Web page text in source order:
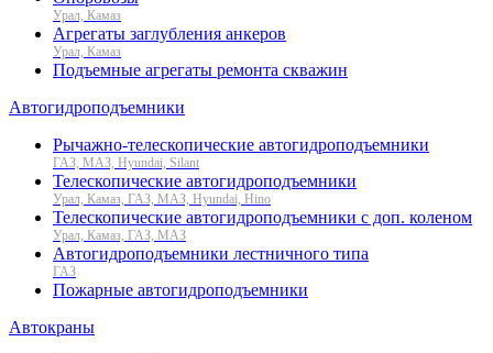
Урал, Камаз
Агрегаты заглубления анкеров
Урал, Камаз
Подъемные агрегаты ремонта скважин
Автогидроподъемники
Рычажно-телескопические автогидроподъемники
ГАЗ, МАЗ, Hyundai, Silant
Телескопические автогидроподъемники
Урал, Камаз, ГАЗ, МАЗ, Hyundai, Hino
Телескопические автогидроподъемники с доп. коленом
Урал, Камаз, ГАЗ, МАЗ
Автогидроподъемники лестничного типа
ГАЗ
Пожарные автогидроподъемники
Автокраны